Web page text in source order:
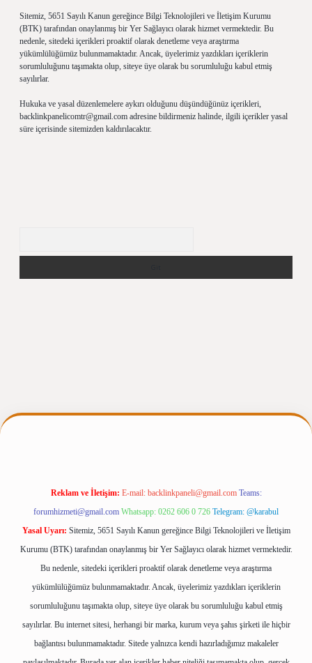
Sitemiz, 5651 Sayılı Kanun gereğince Bilgi Teknolojileri ve İletişim Kurumu
(BTK) tarafından onaylanmış bir Yer Sağlayıcı olarak hizmet vermektedir. Bu
nedenle, sitedeki içerikleri proaktif olarak denetleme veya araştırma
yükümlülüğümüz bulunmamaktadır. Ancak, üyelerimiz yazdıkları içeriklerin
sorumluluğunu taşımakta olup, siteye üye olarak bu sorumluluğu kabul etmiş
sayılırlar.
Hukuka ve yasal düzenlemelere aykırı olduğunu düşündüğünüz içerikleri,
backlinkpanelicomtr@gmail.com adresine bildirmeniz halinde, ilgili içerikler yasal
süre içerisinde sitemizden kaldırılacaktır.
betexpergir.net
Reklam ve İletişim: E-mail: backlinkpaneli@gmail.com Teams:
forumhizmeti@gmail.com Whatsapp: 0262 606 0 726 Telegram: @karabul
Yasal Uyarı: Sitemiz, 5651 Sayılı Kanun gereğince Bilgi Teknolojileri ve İletişim
Kurumu (BTK) tarafından onaylanmış bir Yer Sağlayıcı olarak hizmet vermektedir.
Bu nedenle, sitedeki içerikleri proaktif olarak denetleme veya araştırma
yükümlülüğümüz bulunmamaktadır. Ancak, üyelerimiz yazdıkları içeriklerin
sorumluluğunu taşımakta olup, siteye üye olarak bu sorumluluğu kabul etmiş
sayılırlar. Bu internet sitesi, herhangi bir marka, kurum veya şahıs şirketi ile hiçbir
bağlantısı bulunmamaktadır. Sitede yalnızca kendi hazırladığımız makaleler